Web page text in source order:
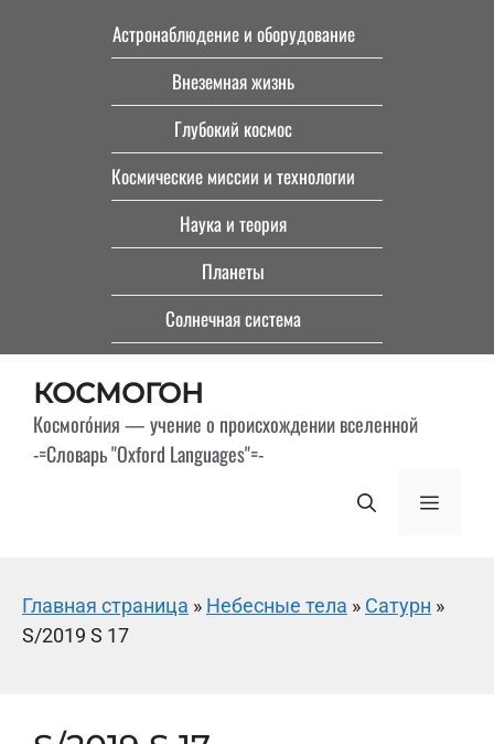
Астронаблюдение и оборудование
Внеземная жизнь
Глубокий космос
Космические миссии и технологии
Наука и теория
Планеты
Солнечная система
КОСМОГОН
Космого́ния — учение о происхождении вселенной
-=Словарь "Oxford Languages"=-
Меню
Главная страница » Небесные тела » Сатурн »
S/2019 S 17